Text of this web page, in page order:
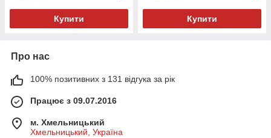
Купити Купити
Про нас
100% позитивних з 131 відгука за рік
Працює з 09.07.2016
м. Хмельницький
Хмельницький, Україна